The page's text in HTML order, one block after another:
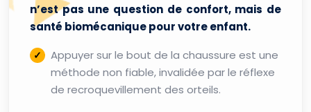
n’est pas une question de confort, mais de
santé biomécanique pour votre enfant.
Appuyer sur le bout de la chaussure est une
méthode non fiable, invalidée par le réflexe
de recroquevillement des orteils.